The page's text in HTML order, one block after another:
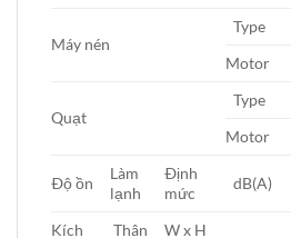
Máy nén
Type
Motor
Quạt
Type
Motor
Ðộ ồn
Làm
lạnh
Ðịnh
mức
dB(A)
Kích
Thân
W x H